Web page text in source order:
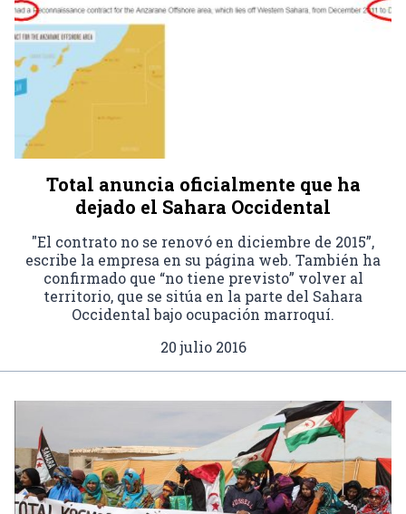
Total anuncia oficialmente que ha
dejado el Sahara Occidental
"El contrato no se renovó en diciembre de 2015”,
escribe la empresa en su página web. También ha
confirmado que “no tiene previsto” volver al
territorio, que se sitúa en la parte del Sahara
Occidental bajo ocupación marroquí.
20 julio 2016